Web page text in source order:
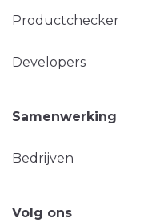
Productchecker
Developers
Samenwerking
Bedrijven
Volg ons